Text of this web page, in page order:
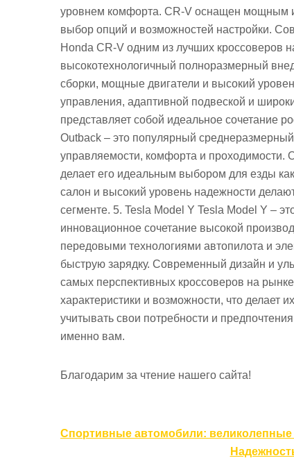
уровнем комфорта. CR-V оснащен мощным
выбор опций и возможностей настройки.
Honda CR-V одним из лучших кроссоверов
высокотехнологичный полноразмерный
сборки, мощные двигатели и высокий
управления, адаптивной подвеской и
представляет собой идеальное сочетание
Outback – это популярный
управляемости, комфорта и
делает его идеальным выбором для езды
салон и высокий уровень надежности
сегменте. 5. Tesla Model Y Tesla Model Y –
инновационное сочетание высокой
передовыми технологиями автопилота и
быструю зарядку. Современный дизайн и
самых перспективных кроссоверов на
характеристики и возможности, что
учитывать свои потребности и
именно вам.
Благодарим за чтение нашего сайта!
Навигация
Спортивные автомобили: